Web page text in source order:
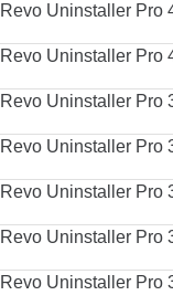
Revo Uninstaller Pro
Revo Uninstaller Pro
Revo Uninstaller Pro
Revo Uninstaller Pro
Revo Uninstaller Pro
Revo Uninstaller Pro
Revo Uninstaller Pro